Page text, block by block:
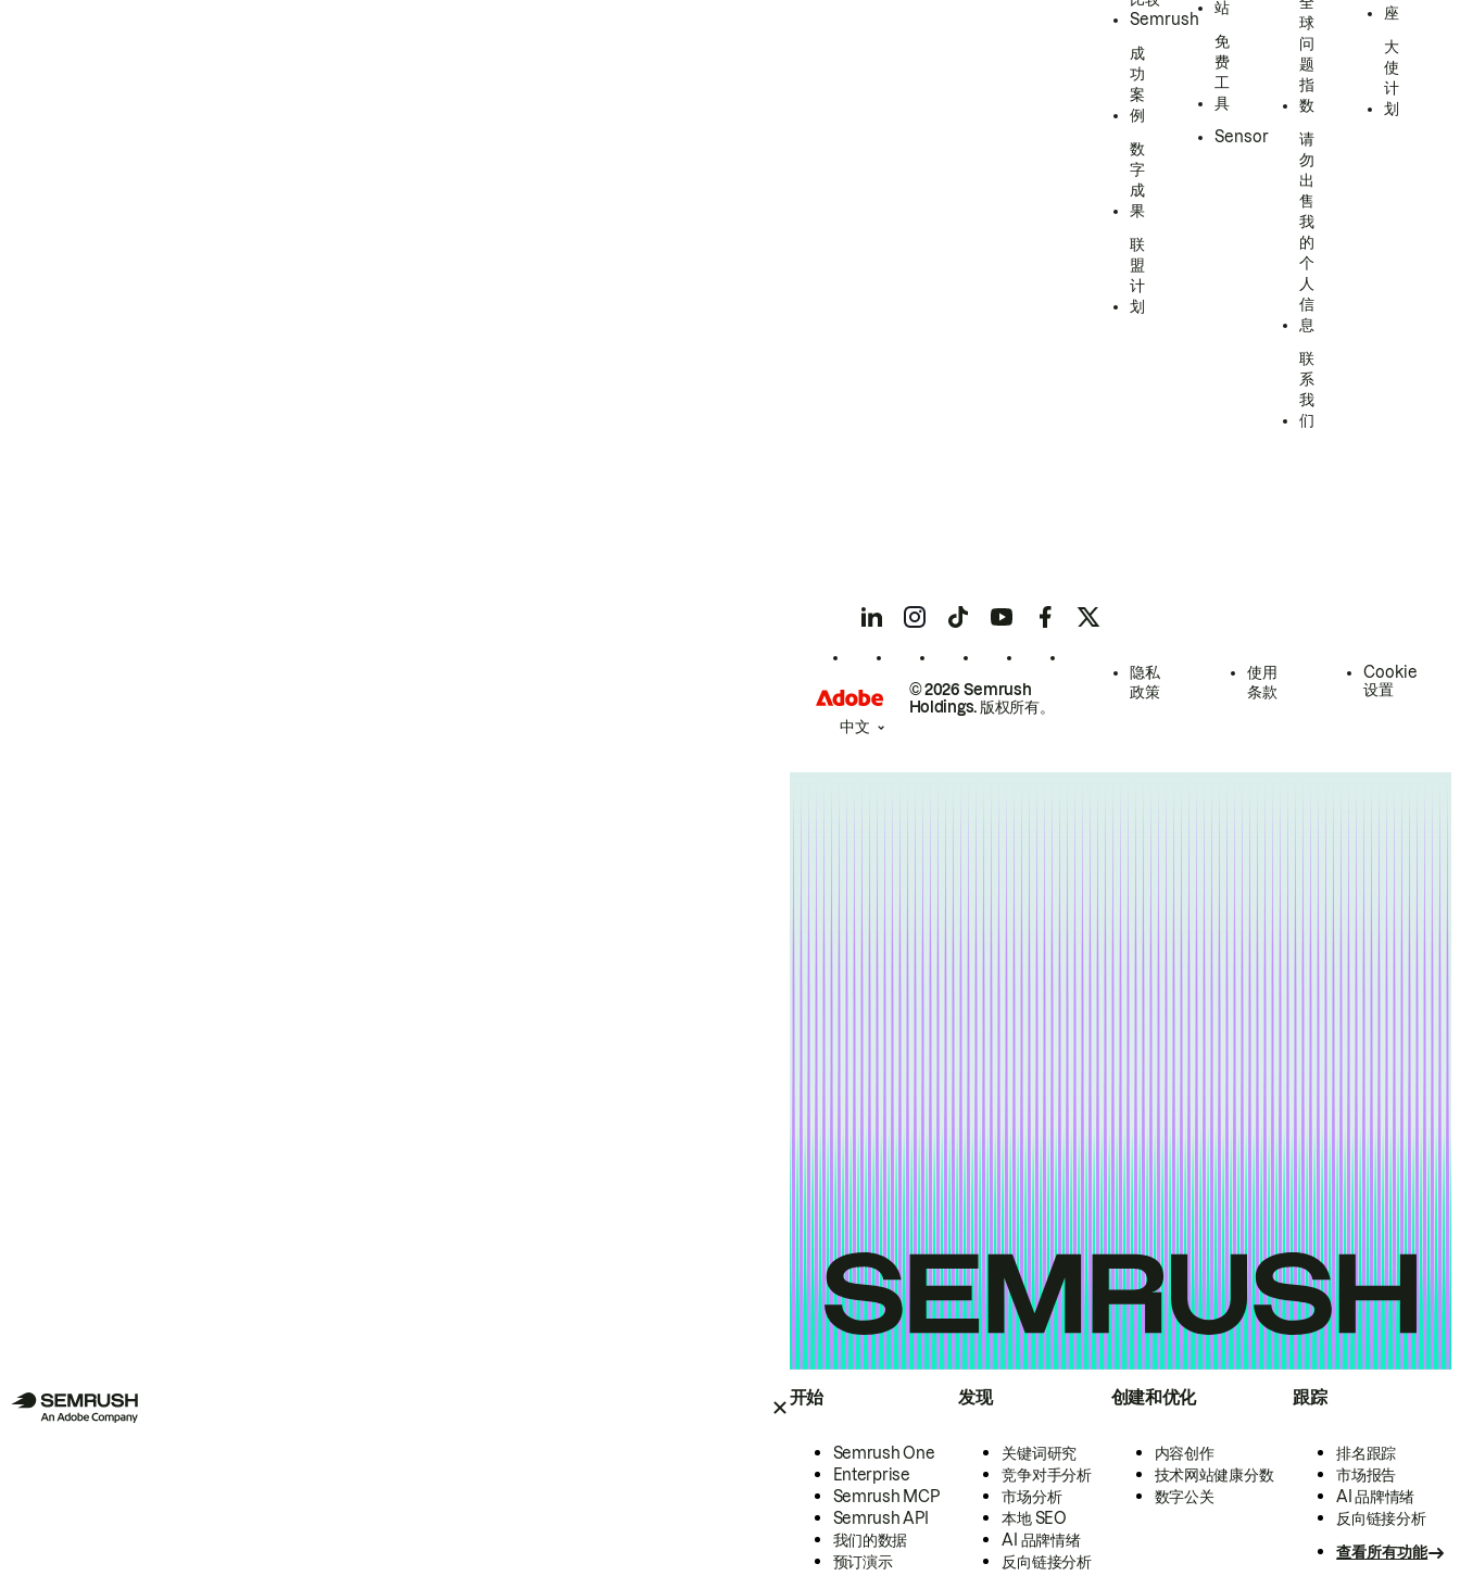
开始
Semrush One
Enterprise
Semrush MCP
Semrush API
我们的数据
预订演示
发现
关键词研究
竞争对手分析
市场分析
本地 SEO
AI 品牌情绪
反向链接分析
创建和优化
内容创作
技术网站健康分数
数字公关
跟踪
排名跟踪
市场报告
AI 品牌情绪
反向链接分析
查看所有功能
Semrush
成
功
案
例
数
字
成
果
联
盟
计
划
站
免
费
工
具
Sensor
球
问
题
指
数
请
勿
出
售
我
的
个
人
信
息
联
系
我
们
座
大
使
计
划
© 2026 Semrush
Holdings. 版权所有。
隐私
政策
使用
条款
Cookie
设置
中文